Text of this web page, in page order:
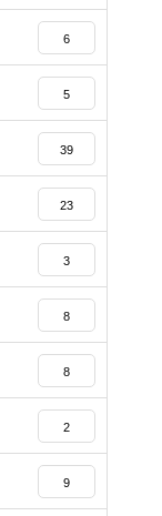
6
5
39
23
3
8
8
2
9